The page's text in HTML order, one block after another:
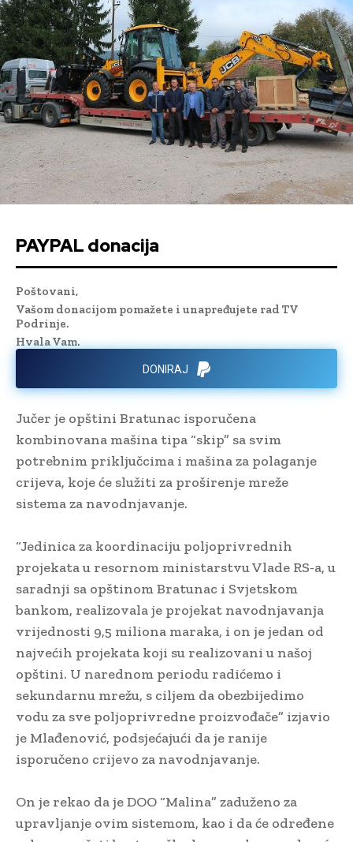
PAYPAL donacija
Poštovani,
Vašom donacijom pomažete i unapređujete rad TV
Podrinje.
Hvala Vam.
DONIRAJ
Jučer je opštini Bratunac isporučena
kombinovana mašina tipa “skip” sa svim
potrebnim priključcima i mašina za polaganje
crijeva, koje će služiti za proširenje mreže
sistema za navodnjavanje.
“Jedinica za koordinaciju poljoprivrednih
projekata u resornom ministarstvu Vlade RS-a, u
saradnji sa opštinom Bratunac i Svjetskom
bankom, realizovala je projekat navodnjavanja
vrijednosti 9,5 miliona maraka, i on je jedan od
najvećih projekata koji su realizovani u našoj
opštini. U narednom periodu radićemo i
sekundarnu mrežu, s ciljem da obezbijedimo
vodu za sve poljoprivredne proizvođače” izjavio
je Mlađenović, podsjećajući da je ranije
isporučeno crijevo za navodnjavanje.
On je rekao da je DOO “Malina” zaduženo za
upravljanje ovim sistemom, kao i da će određene